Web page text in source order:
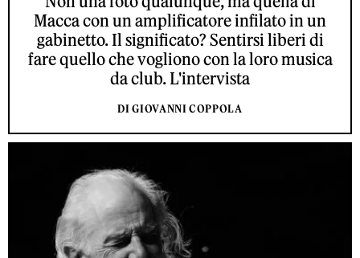
Macca con un amplificatore infilato in un
gabinetto. Il significato? Sentirsi liberi di
fare quello che vogliono con la loro musica
da club. L'intervista
DI GIOVANNI COPPOLA